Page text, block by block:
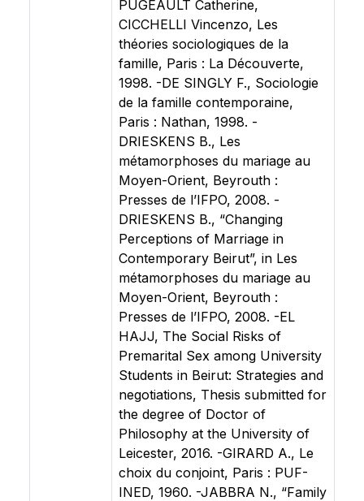
PUGEAULT Catherine,
CICCHELLI Vincenzo, Les
théories sociologiques de la
famille, Paris : La Découverte,
1998. -DE SINGLY F., Sociologie
de la famille contemporaine,
Paris : Nathan, 1998. -
DRIESKENS B., Les
métamorphoses du mariage au
Moyen-Orient, Beyrouth :
Presses de l’IFPO, 2008. -
DRIESKENS B., “Changing
Perceptions of Marriage in
Contemporary Beirut”, in Les
métamorphoses du mariage au
Moyen-Orient, Beyrouth :
Presses de l’IFPO, 2008. -EL
HAJJ, The Social Risks of
Premarital Sex among University
Students in Beirut: Strategies and
negotiations, Thesis submitted for
the degree of Doctor of
Philosophy at the University of
Leicester, 2016. -GIRARD A., Le
choix du conjoint, Paris : PUF-
INED, 1960. -JABBRA N., “Family